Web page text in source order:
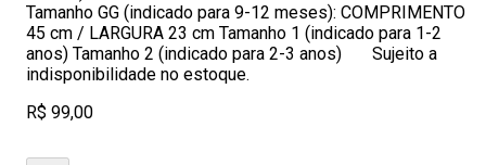
Tamanho GG (indicado para 9-12 meses): COMPRIMENTO
45 cm / LARGURA 23 cm Tamanho 1 (indicado para 1-2
anos) Tamanho 2 (indicado para 2-3 anos) Sujeito a
indisponibilidade no estoque.
R$ 99,00